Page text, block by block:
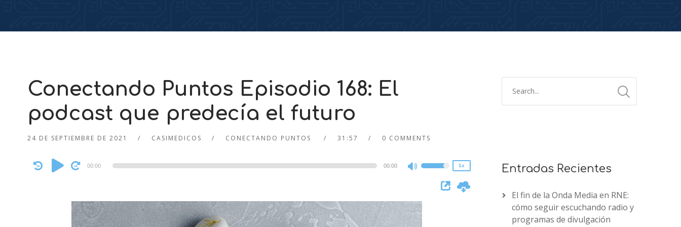
Conectando Puntos Episodio 168: El
podcast que predecía el futuro
24 DE SEPTIEMBRE DE 2021 CASIMEDICOS CONECTANDO PUNTOS 31:57 0 COMMENTS
Audio
Player
00:00 00:00
Use
Up/Down
1x Entradas Recientes
El fin de la Onda Media en RNE:
cómo seguir escuchando radio y
programas de divulgación